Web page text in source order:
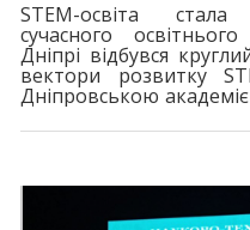
STEM-освіта
сучасного
Дніпрі відбувся
вектори розвитку
Дніпровською
громадських